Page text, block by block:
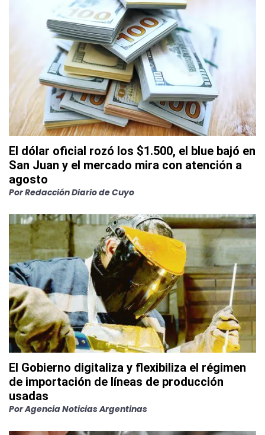
El dólar oficial rozó los $1.500, el blue bajó en
San Juan y el mercado mira con atención a
agosto
PorRedacción Diario de Cuyo
El Gobierno digitaliza y flexibiliza el régimen
de importación de líneas de producción
usadas
PorAgencia Noticias Argentinas